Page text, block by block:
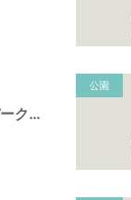
中央中ポケットパーク（岐阜県羽島市）
公園